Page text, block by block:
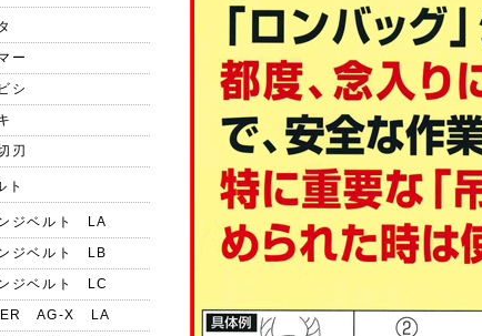
ー
シ
刃
ト
ジベルト LA
ジベルト LB
ジベルト LC
AG-X LA